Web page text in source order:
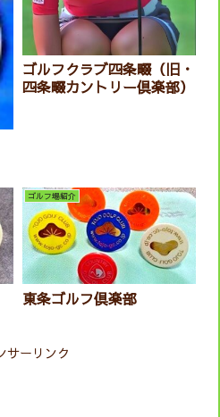
ゴルフクラブ四条畷（旧・
四条畷カントリー倶楽部）
ゴルフ場紹介
東条ゴルフ倶楽部
サーリンク